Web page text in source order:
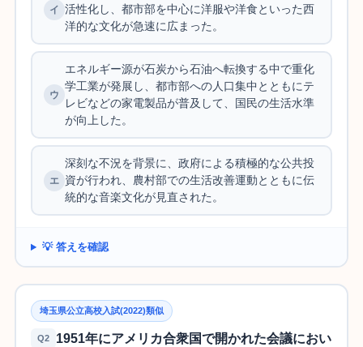
活性化し、都市部を中心に洋服や洋食といった西
洋的な文化が急速に広まった。
エネルギー源が石炭から石油へ転換する中で重化
学工業が発展し、都市部への人口集中とともにテ
レビなどの家電製品が普及して、国民の生活水準
が向上した。
深刻な不況を背景に、政府による積極的な公共投
資が行われ、農村部での生活改善運動とともに伝
統的な音楽文化が見直された。
💡 答えを確認
埼玉県公立高校入試(2022)類似
Q2
1951年にアメリカ合衆国で開かれた会議におい